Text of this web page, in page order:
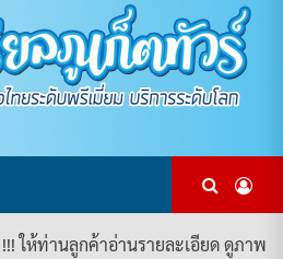
PHUKET
TOUR
ให้ท่านลูกค้าอ่านรายละเอียด ดูภาพ